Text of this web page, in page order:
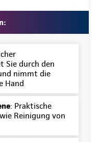
Sie durch den
nimmt die
Hand
: Praktische
Reinigung von